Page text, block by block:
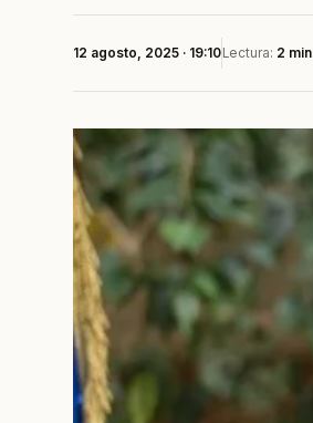
12 agosto, 2025 · 19:10Lectura: 2 min